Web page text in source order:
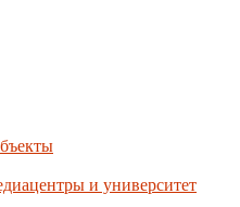
и университет